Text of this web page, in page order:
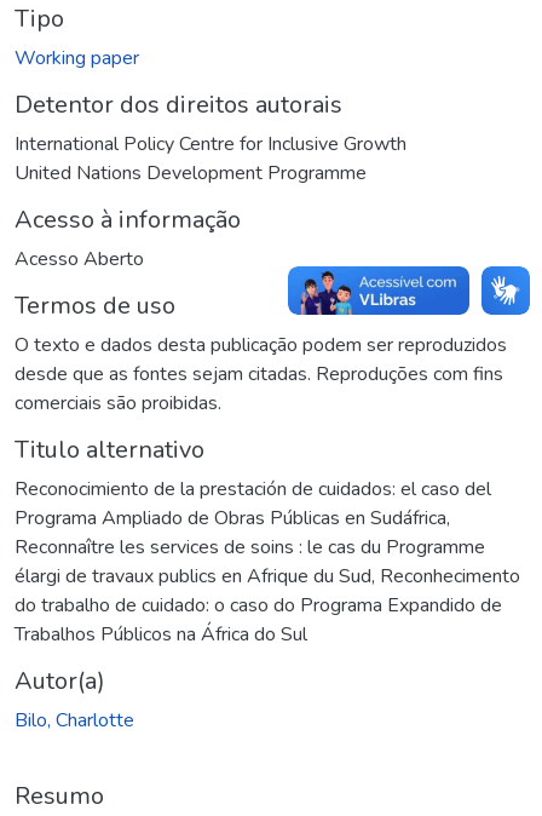
Tipo
Working paper
Detentor dos direitos autorais
International Policy Centre for Inclusive Growth
United Nations Development Programme
Acesso à informação
Acesso Aberto
Termos de uso
O texto e dados desta publicação podem ser reproduzidos
desde que as fontes sejam citadas. Reproduções com fins
comerciais são proibidas.
Titulo alternativo
Reconocimiento de la prestación de cuidados: el caso del
Programa Ampliado de Obras Públicas en Sudáfrica,
Reconnaître les services de soins : le cas du Programme
élargi de travaux publics en Afrique du Sud, Reconhecimento
do trabalho de cuidado: o caso do Programa Expandido de
Trabalhos Públicos na África do Sul
Autor(a)
Bilo, Charlotte
Resumo